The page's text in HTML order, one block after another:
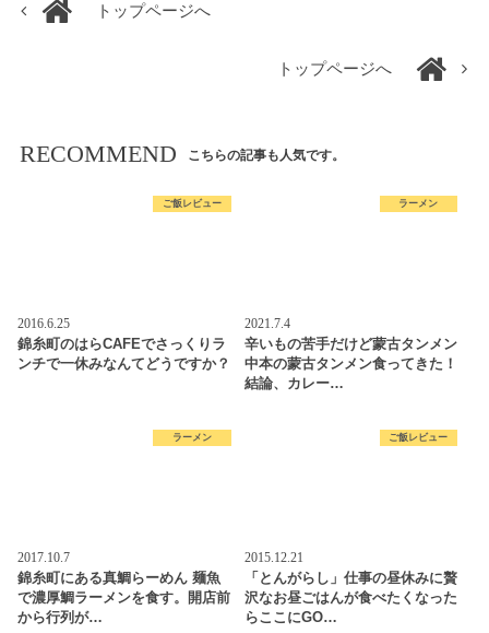
トップページへ
トップページへ
RECOMMEND こちらの記事も人気です。
ご飯レビュー
2016.6.25
錦糸町のはらCAFEでさっくりラ
ンチで一休みなんてどうですか？
ラーメン
2021.7.4
辛いもの苦手だけど蒙古タンメン
中本の蒙古タンメン食ってきた！
結論、カレー…
ラーメン
2017.10.7
錦糸町にある真鯛らーめん 麺魚
で濃厚鯛ラーメンを食す。開店前
から行列が…
ご飯レビュー
2015.12.21
「とんがらし」仕事の昼休みに贅
沢なお昼ごはんが食べたくなった
らここにGO…